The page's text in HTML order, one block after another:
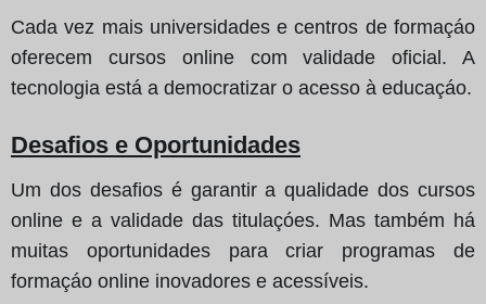
Cada vez mais universidades e centros de formaçáo
oferecem cursos online com validade oficial. A
tecnologia está a democratizar o acesso à educaçáo.
Desafios e Oportunidades
Um dos desafios é garantir a qualidade dos cursos
online e a validade das titulaçóes. Mas também há
muitas oportunidades para criar programas de
formaçáo online inovadores e acessíveis.